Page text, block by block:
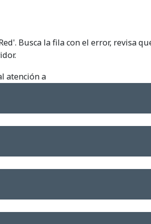
Busca la fila con el error, revisa
atención a